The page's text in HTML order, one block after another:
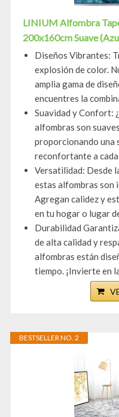
LINIUM Alfombra
200x160cm Suave
Diseños Vibrantes:
explosión de color.
amplia gama de
encuentres la
Suavidad y Confort:
alfombras son
proporcionando una
reconfortante a cada
Versatilidad: Desde
estas alfombras son
Agregan calidez y
en tu hogar o lugar
Durabilidad
de alta calidad y
alfombras están
tiempo. ¡Invierte en
BESTSELLER NO. 2